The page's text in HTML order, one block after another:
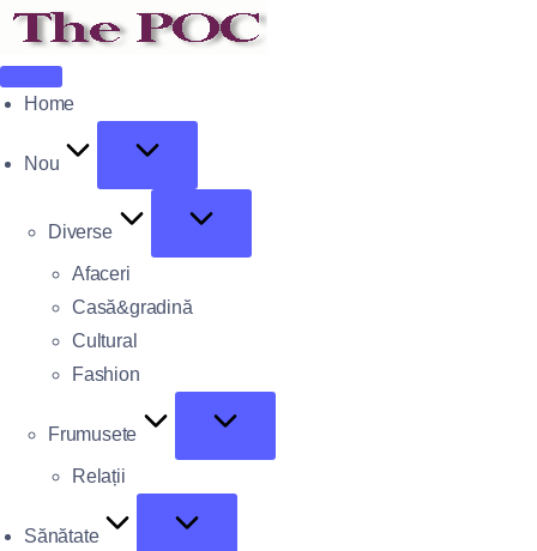
Home
Nou
Diverse
Afaceri
Casă&gradină
Cultural
Fashion
Frumusete
Relații
Sănătate